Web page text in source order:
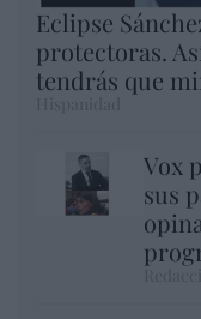
Eclipse
protectoras.
tendrás que
Vox
sus